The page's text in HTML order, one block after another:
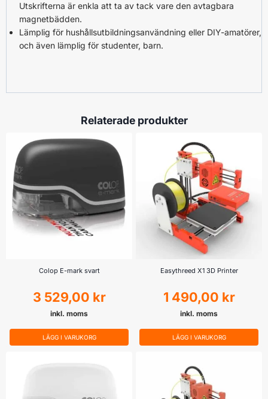
Utskrifterna är enkla att ta av tack vare den avtagbara
magnetbädden.
Lämplig för hushållsutbildningsanvändning eller DIY-amatörer,
och även lämplig för studenter, barn.
Relaterade produkter
Colop E-mark svart
3 529,00 kr
inkl. moms
LÄGG I VARUKORG
Easythreed X1 3D Printer
1 490,00 kr
inkl. moms
LÄGG I VARUKORG